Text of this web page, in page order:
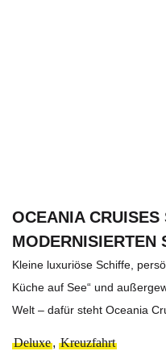
OCEANIA CRUISES
MODERNISIERTEN
Kleine luxuriöse Schiffe,
Küche auf See“ und
Welt – dafür steht Oceania
Deluxe, Kreuzfahrt